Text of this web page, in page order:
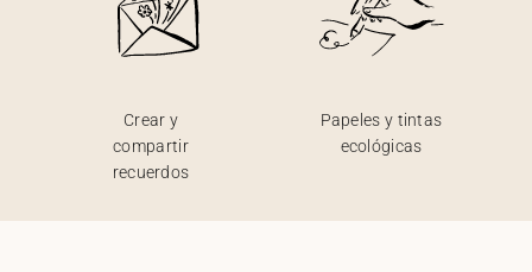
Crear y
compartir
recuerdos
Papeles y tintas
ecológicas